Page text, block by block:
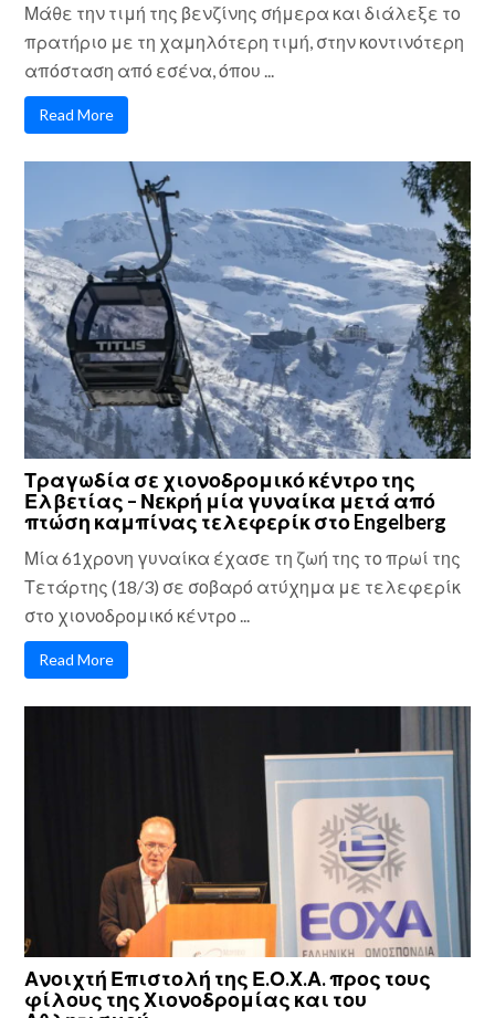
Μάθε την τιμή της βενζίνης σήμερα και διάλεξε το
πρατήριο με τη χαμηλότερη τιμή, στην κοντινότερη
απόσταση από εσένα, όπου ...
Read More
Τραγωδία σε χιονοδρομικό κέντρο της
Ελβετίας – Νεκρή μία γυναίκα μετά από
πτώση καμπίνας τελεφερίκ στο Engelberg
Μία 61χρονη γυναίκα έχασε τη ζωή της το πρωί της
Τετάρτης (18/3) σε σοβαρό ατύχημα με τελεφερίκ
στο χιονοδρομικό κέντρο ...
Read More
Ανοιχτή Επιστολή της Ε.Ο.Χ.Α. προς τους
φίλους της Χιονοδρομίας και του